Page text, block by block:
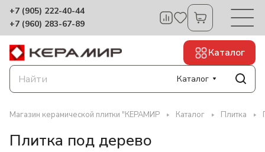
+7 (905) 222-40-44
+7 (960) 283-67-89
Каталог
Каталог
Магазин керамической плитки "КЕРАМИР Каталог Плитка
Плитка под дерево